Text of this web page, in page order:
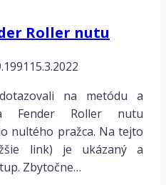
Roller nutu
15.3.2022
na metódu a
Fender Roller nutu
nultého pražca. Na tejto
link) je ukázaný a
Zbytočne…